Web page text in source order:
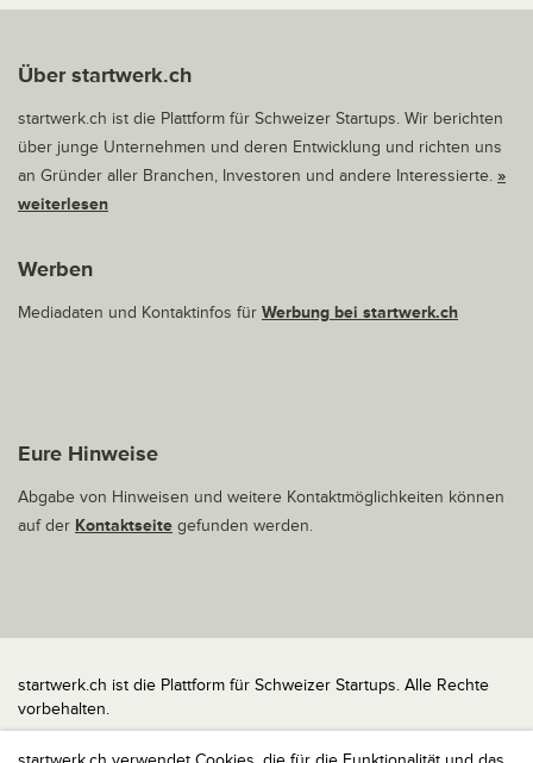
Über startwerk.ch
startwerk.ch ist die Plattform für Schweizer Startups. Wir berichten
über junge Unternehmen und deren Entwicklung und richten uns
an Gründer aller Branchen, Investoren und andere Interessierte. »
weiterlesen
Werben
Mediadaten und Kontaktinfos für Werbung bei startwerk.ch
Eure Hinweise
Abgabe von Hinweisen und weitere Kontaktmöglichkeiten können
auf der Kontaktseite gefunden werden.
startwerk.ch ist die Plattform für Schweizer Startups. Alle Rechte
vorbehalten.
Impressum